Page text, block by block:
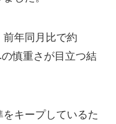
年同月比で約
慎重さが目立つ結
キープしているた